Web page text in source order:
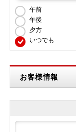
午前
午後
夕方
いつでも
お客様情報